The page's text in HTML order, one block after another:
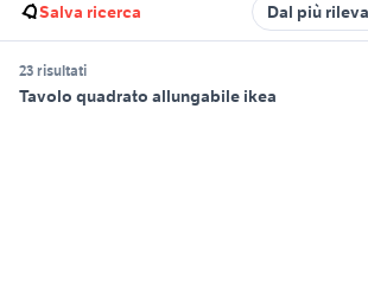
Salva ricerca Dal più
23 risultati
Tavolo quadrato allungabile ikea